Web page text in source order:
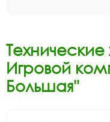
Игровой
Большая"